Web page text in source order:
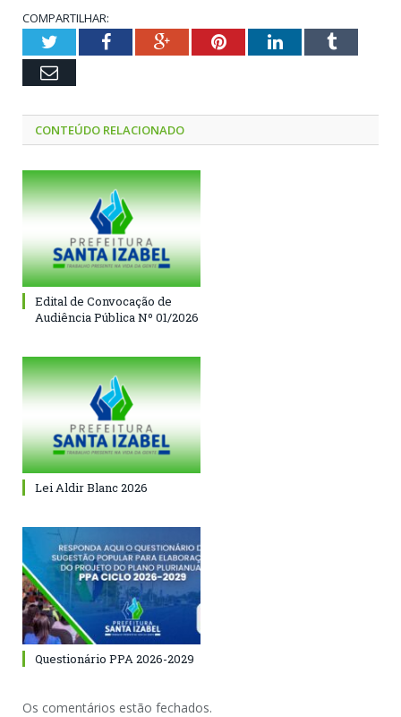
COMPARTILHAR:
TwitterFacebookGoogle+PinterestLinkedInTumblr
Email
CONTEÚDO RELACIONADO
Edital de Convocação de
Audiência Pública Nº 01/2026
Lei Aldir Blanc 2026
Questionário PPA 2026-2029
Os comentários estão fechados.